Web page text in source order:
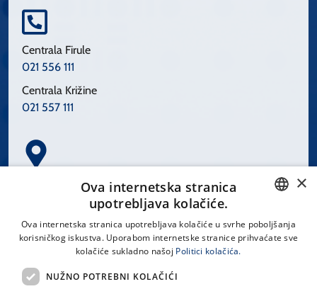
Centrala Firule
021 556 111
Centrala Križine
021 557 111
Spinčićeva 1, 21000 Split
CROATIAN
×
Ova internetska stranica
upotrebljava kolačiće.
Ova internetska stranica upotrebljava kolačiće u svrhe poboljšanja
korisničkog iskustva. Uporabom internetske stranice prihvaćate sve
kolačiće sukladno našoj Politici kolačića.
NUŽNO POTREBNI KOLAČIĆI